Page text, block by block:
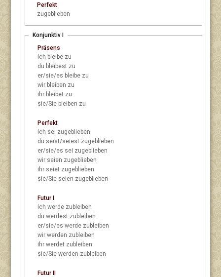
Perfekt
zugeblieben
Konjunktiv I
Präsens
ich bleibe zu
du bleibest zu
er/sie/es bleibe zu
wir bleiben zu
ihr bleibet zu
sie/Sie bleiben zu
Perfekt
ich sei zugeblieben
du seist/seiest zugeblieben
er/sie/es sei zugeblieben
wir seien zugeblieben
ihr seiet zugeblieben
sie/Sie seien zugeblieben
Futur I
ich werde zubleiben
du werdest zubleiben
er/sie/es werde zubleiben
wir werden zubleiben
ihr werdet zubleiben
sie/Sie werden zubleiben
Futur II